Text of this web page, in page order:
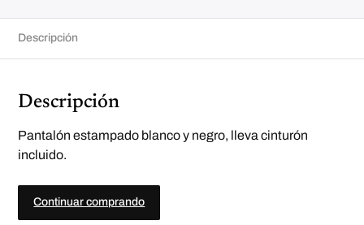
Descripción
Descripción
Pantalón estampado blanco y negro, lleva cinturón
incluido.
Continuar comprando